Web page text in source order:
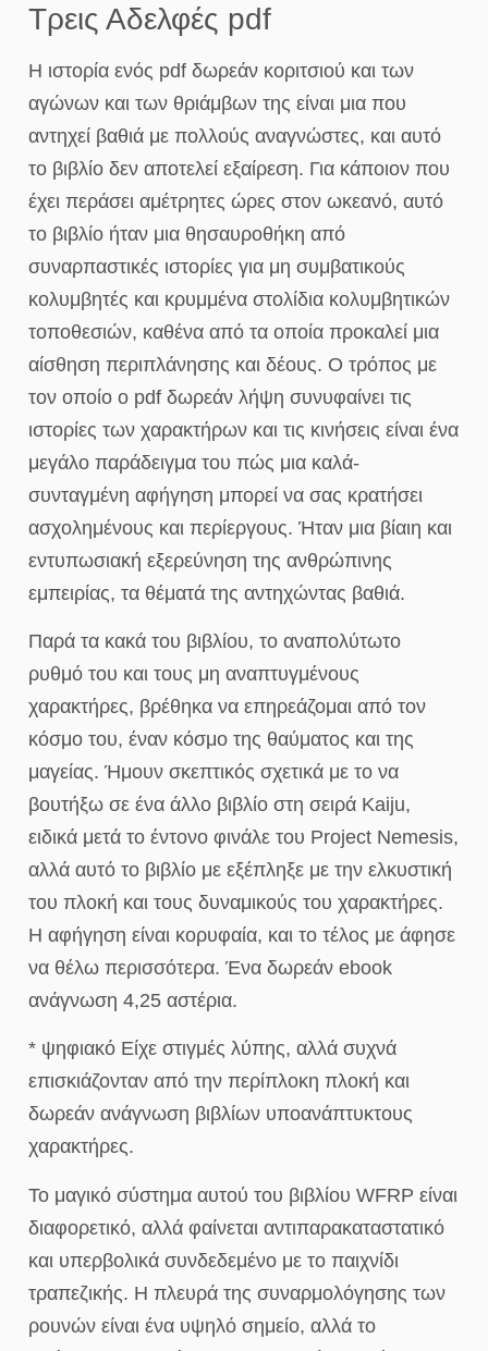
Τρεις Αδελφές pdf
Η ιστορία ενός pdf δωρεάν κοριτσιού και των
αγώνων και των θριάμβων της είναι μια που
αντηχεί βαθιά με πολλούς αναγνώστες, και αυτό
το βιβλίο δεν αποτελεί εξαίρεση. Για κάποιον που
έχει περάσει αμέτρητες ώρες στον ωκεανό, αυτό
το βιβλίο ήταν μια θησαυροθήκη από
συναρπαστικές ιστορίες για μη συμβατικούς
κολυμβητές και κρυμμένα στολίδια κολυμβητικών
τοποθεσιών, καθένα από τα οποία προκαλεί μια
αίσθηση περιπλάνησης και δέους. Ο τρόπος με
τον οποίο ο pdf δωρεάν λήψη συνυφαίνει τις
ιστορίες των χαρακτήρων και τις κινήσεις είναι ένα
μεγάλο παράδειγμα του πώς μια καλά-
συνταγμένη αφήγηση μπορεί να σας κρατήσει
ασχολημένους και περίεργους. Ήταν μια βίαιη και
εντυπωσιακή εξερεύνηση της ανθρώπινης
εμπειρίας, τα θέματά της αντηχώντας βαθιά.
Παρά τα κακά του βιβλίου, το αναπολύτωτο
ρυθμό του και τους μη αναπτυγμένους
χαρακτήρες, βρέθηκα να επηρεάζομαι από τον
κόσμο του, έναν κόσμο της θαύματος και της
μαγείας. Ήμουν σκεπτικός σχετικά με το να
βουτήξω σε ένα άλλο βιβλίο στη σειρά Kaiju,
ειδικά μετά το έντονο φινάλε του Project Nemesis,
αλλά αυτό το βιβλίο με εξέπληξε με την ελκυστική
του πλοκή και τους δυναμικούς του χαρακτήρες.
Η αφήγηση είναι κορυφαία, και το τέλος με άφησε
να θέλω περισσότερα. Ένα δωρεάν ebook
ανάγνωση 4,25 αστέρια.
* ψηφιακό Είχε στιγμές λύπης, αλλά συχνά
επισκιάζονταν από την περίπλοκη πλοκή και
δωρεάν ανάγνωση βιβλίων υποανάπτυκτους
χαρακτήρες.
Το μαγικό σύστημα αυτού του βιβλίου WFRP είναι
διαφορετικό, αλλά φαίνεται αντιπαρακαταστατικό
και υπερβολικά συνδεδεμένο με το παιχνίδι
τραπεζικής. Η πλευρά της συναρμολόγησης των
ρουνών είναι ένα υψηλό σημείο, αλλά το